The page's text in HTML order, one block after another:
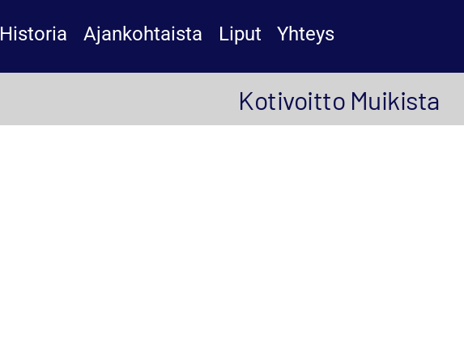
Historia Ajankohtaista Liput Yhteys
Kotivoitto Muikista